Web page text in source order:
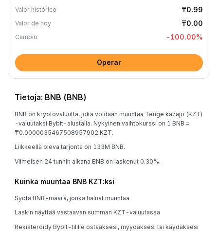
Valor histórico ₸0.99
Valor de hoy ₸0.00
Cambio -100.00%
Operar
Tietoja: BNB (BNB)
BNB on kryptovaluutta, joka voidaan muuntaa Tenge kazajo (KZT)
-valuutaksi Bybit-alustalla. Nykyinen vaihtokurssi on 1 BNB =
₸0.0000035467508957902 KZT.
Liikkeellä oleva tarjonta on 133M BNB.
Viimeisen 24 tunnin aikana BNB on laskenut 0.30%.
Kuinka muuntaa BNB KZT:ksi
Syötä BNB-määrä, jonka haluat muuntaa
Laskin näyttää vastaavan summan KZT-valuutassa
Rekisteröidy Bybit-tilille ostaaksesi, myydäksesi tai käydäksesi